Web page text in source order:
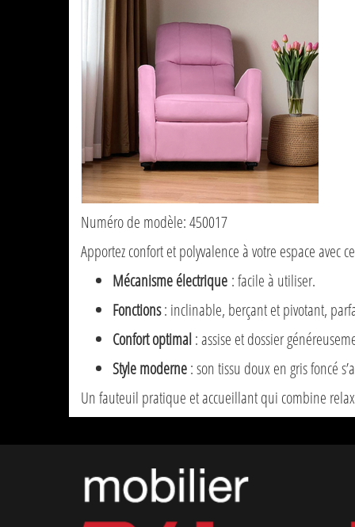
Numéro de modèle: 450017
Apportez confort et polyvalence à votre espace avec
Mécanisme électrique : facile à utiliser.
Fonctions: inclinable, berçant et pivotant,
Confort optimal: assise et dossier
Style moderne: son tissu doux en gris foncé
Un fauteuil pratique et accueillant qui combine